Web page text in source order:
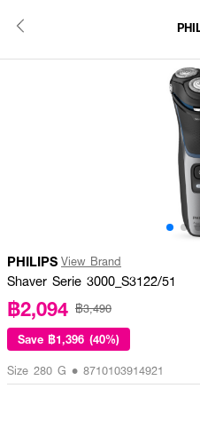
PHILIPS View Brand
Shaver Serie 3000_S3122/51
฿2,094 ฿3,490
Save ฿1,396 (40%)
Size 280 G • 8710103914921